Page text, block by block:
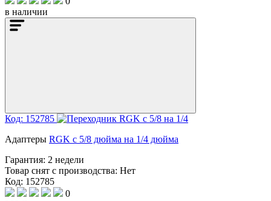
в наличии
Код: 152785
Адаптеры RGK с 5/8 дюйма на 1/4 дюйма
Гарантия: 2 недели
Товар снят с производства: Нет
Код: 152785
0